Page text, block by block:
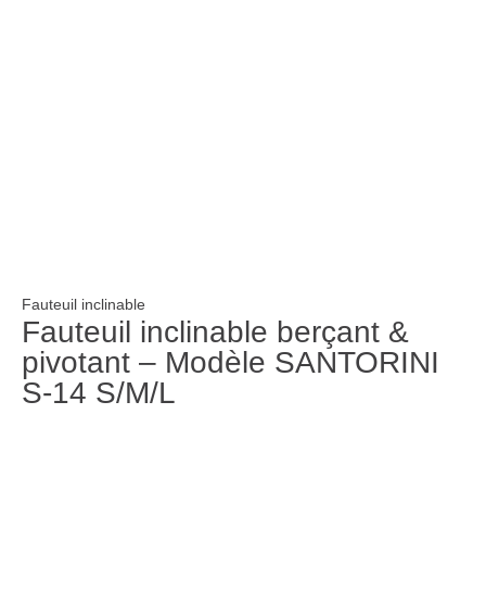
Fauteuil inclinable
Fauteuil inclinable berçant &
pivotant – Modèle SANTORINI
S-14 S/M/L